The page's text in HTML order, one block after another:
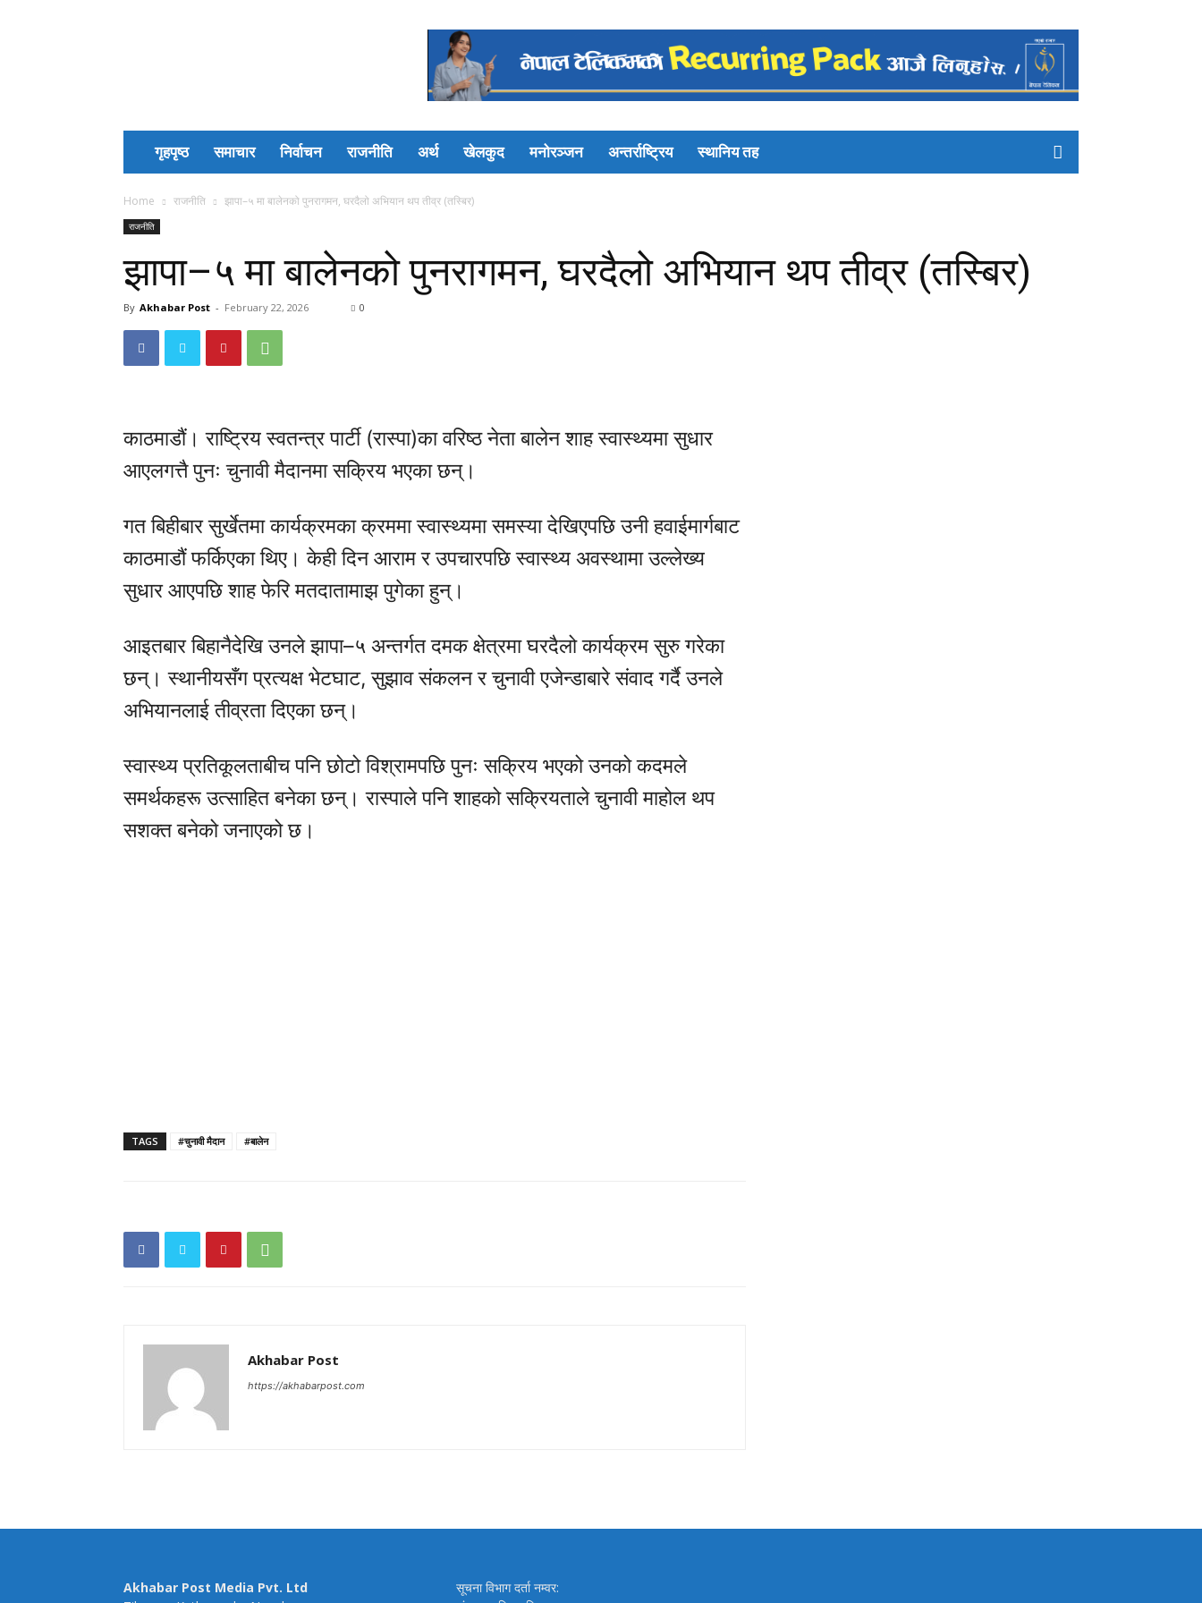
गृहपृष्ठ समाचार निर्वाचन राजनीति अर्थ खेलकुद मनोरञ्जन अन्तर्राष्ट्रिय स्थानिय तह
Home राजनीति झापा–५ मा बालेनको पुनरागमन, घरदैलो अभियान थप तीव्र (तस्बिर)
राजनीति
झापा–५ मा बालेनको पुनरागमन, घरदैलो अभियान थप तीव्र (तस्बिर)
By Akhabar Post - February 22, 2026 0
काठमाडौं। राष्ट्रिय स्वतन्त्र पार्टी (रास्पा)का वरिष्ठ नेता बालेन शाह स्वास्थ्यमा सुधार
आएलगत्तै पुनः चुनावी मैदानमा सक्रिय भएका छन्।
गत बिहीबार सुर्खेतमा कार्यक्रमका क्रममा स्वास्थ्यमा समस्या देखिएपछि उनी हवाईमार्गबाट
काठमाडौं फर्किएका थिए। केही दिन आराम र उपचारपछि स्वास्थ्य अवस्थामा उल्लेख्य
सुधार आएपछि शाह फेरि मतदातामाझ पुगेका हुन्।
आइतबार बिहानैदेखि उनले झापा–५ अन्तर्गत दमक क्षेत्रमा घरदैलो कार्यक्रम सुरु गरेका
छन्। स्थानीयसँग प्रत्यक्ष भेटघाट, सुझाव संकलन र चुनावी एजेन्डाबारे संवाद गर्दै उनले
अभियानलाई तीव्रता दिएका छन्।
स्वास्थ्य प्रतिकूलताबीच पनि छोटो विश्रामपछि पुनः सक्रिय भएको उनको कदमले
समर्थकहरू उत्साहित बनेका छन्। रास्पाले पनि शाहको सक्रियताले चुनावी माहोल थप
सशक्त बनेको जनाएको छ।
TAGS #चुनावी मैदान #बालेन
Akhabar Post
https://akhabarpost.com
Akhabar Post Media Pvt. Ltd
सूचना विभाग दर्ता नम्वर: